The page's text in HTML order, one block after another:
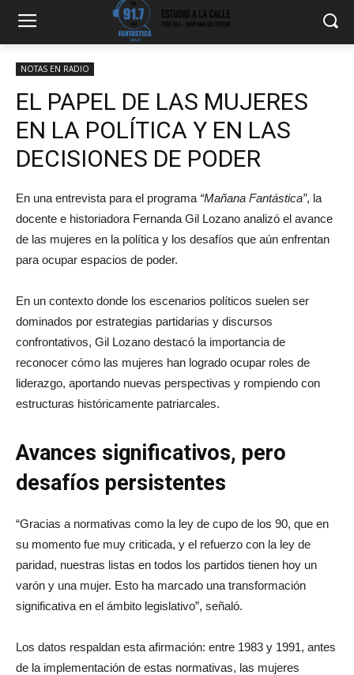
NOTAS EN RADIO
EL PAPEL DE LAS MUJERES
EN LA POLÍTICA Y EN LAS
DECISIONES DE PODER
En una entrevista para el programa “Mañana Fantástica”, la
docente e historiadora Fernanda Gil Lozano analizó el avance
de las mujeres en la política y los desafíos que aún enfrentan
para ocupar espacios de poder.
En un contexto donde los escenarios políticos suelen ser
dominados por estrategias partidarias y discursos
confrontativos, Gil Lozano destacó la importancia de
reconocer cómo las mujeres han logrado ocupar roles de
liderazgo, aportando nuevas perspectivas y rompiendo con
estructuras históricamente patriarcales.
Avances significativos, pero
desafíos persistentes
“Gracias a normativas como la ley de cupo de los 90, que en
su momento fue muy criticada, y el refuerzo con la ley de
paridad, nuestras listas en todos los partidos tienen hoy un
varón y una mujer. Esto ha marcado una transformación
significativa en el ámbito legislativo”, señaló.
Los datos respaldan esta afirmación: entre 1983 y 1991, antes
de la implementación de estas normativas, las mujeres